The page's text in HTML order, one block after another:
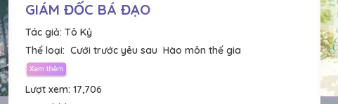
GIÁM ĐỐC BÁ ĐẠO
Tác giả: Tô Kỷ
Thể loại: Cưới trước yêu sau Hào môn thế gia
Lượt xem: 17,706